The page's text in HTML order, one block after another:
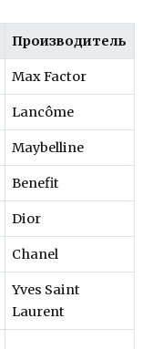
Производитель
Max Factor
Lancôme
Maybelline
Benefit
Dior
Chanel
Yves Saint
Laurent